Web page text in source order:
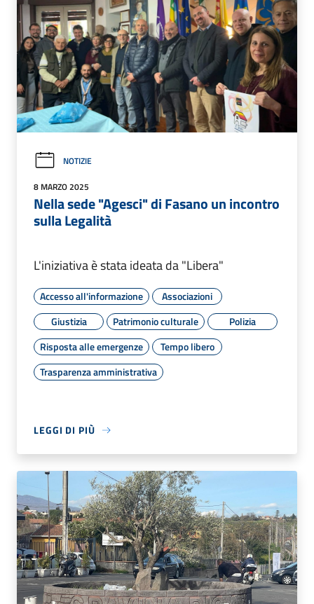
NOTIZIE
8 MARZO 2025
Nella sede "Agesci" di Fasano un incontro
sulla Legalità
L'iniziativa è stata ideata da "Libera"
Accesso all'informazione
Associazioni
Giustizia
Patrimonio culturale
Polizia
Risposta alle emergenze
Tempo libero
Trasparenza amministrativa
LEGGI DI PIÙ